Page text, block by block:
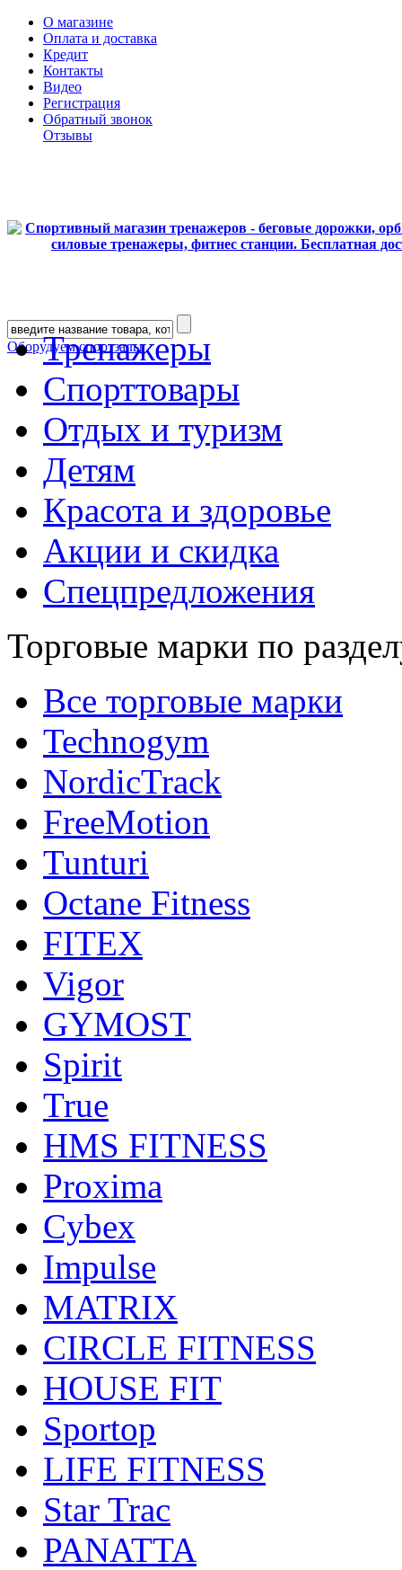
О магазине
Оплата и доставка
Кредит
Контакты
Видео
Регистрация
Обратный звонок
Отзывы
Оборудуем спортзалы
Тренажеры
Спорттовары
Отдых и туризм
Детям
Красота и здоровье
Акции и скидка
Спецпредложения
Торговые марки по
Все торговые марки
Technogym
NordicTrack
FreeMotion
Tunturi
Octane Fitness
FITEX
Vigor
GYMOST
Spirit
True
HMS FITNESS
Proxima
Cybex
Impulse
MATRIX
CIRCLE FITNESS
HOUSE FIT
Sportop
LIFE FITNESS
Star Trac
PANATTA